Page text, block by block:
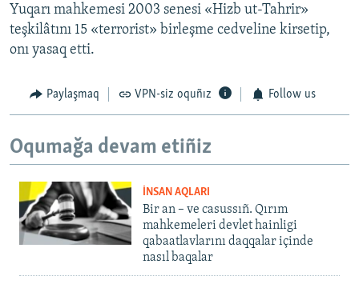
Yuqarı mahkemesi 2003 senesi «Hizb ut-Tahrir»
teşkilâtını 15 «terrorist» birleşme cedveline kirsetip,
onı yasaq etti.
Paylaşmaq VPN-siz oquñız Follow us
Oqumağa devam etiñiz
İNSAN AQLARI
Bir an – ve casussıñ. Qırım
mahkemeleri devlet hainligi
qabaatlavlarını daqqalar içinde
nasıl baqalar